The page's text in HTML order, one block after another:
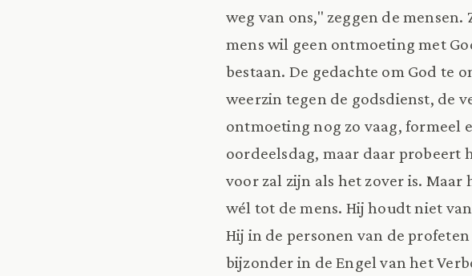
weg van ons," zeggen de
mens wil geen ontmoeting met
bestaan. De gedachte om God te
weerzin tegen de godsdienst, de
ontmoeting nog zo vaag, formeel
oordeelsdag, maar daar probeert
voor zal zijn als het zover is.
wél tot de mens. Hij houdt niet
Hij in de personen van de
bijzonder in de Engel van het